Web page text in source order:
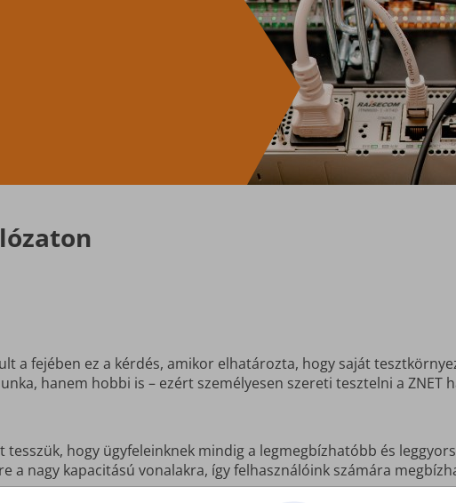
a fejében ez a kérdés, amikor elhatározta, hogy saját
hanem hobbi is – ezért személyesen szereti tesztelni a
hogy ügyfeleinknek mindig a legmegbízhatóbb és
a nagy kapacitású vonalakra, így felhasználóink számára